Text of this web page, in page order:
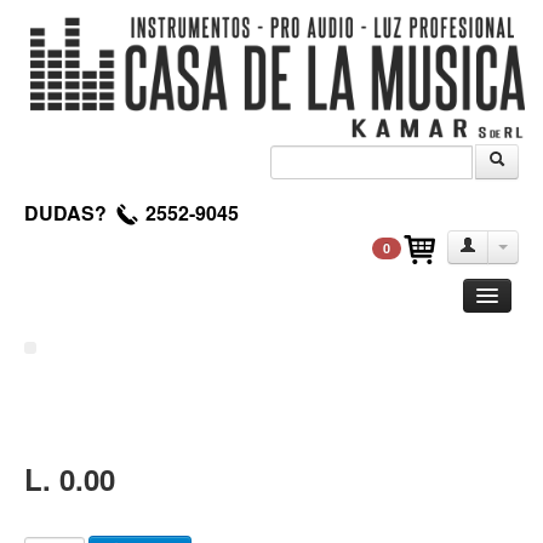
DUDAS? 2552-9045
0
Amplificadores
Pedales de efectos
L. 0.00